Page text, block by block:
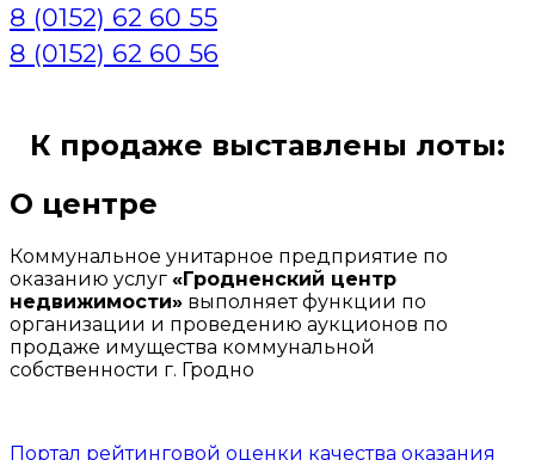
8 (0152) 62 60 55
8 (0152) 62 60 56
К продаже выставлены лоты:
О центре
Коммунальное унитарное предприятие по
оказанию услуг «Гродненский центр
недвижимости» выполняет функции по
организации и проведению аукционов по
продаже имущества коммунальной
собственности г. Гродно
Портал рейтинговой оценки качества оказания